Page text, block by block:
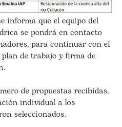
informa que el equipo del
se pondrá en contacto
para continuar con el
de trabajo y firma de
de propuestas recibidas,
individual a los
seleccionados.